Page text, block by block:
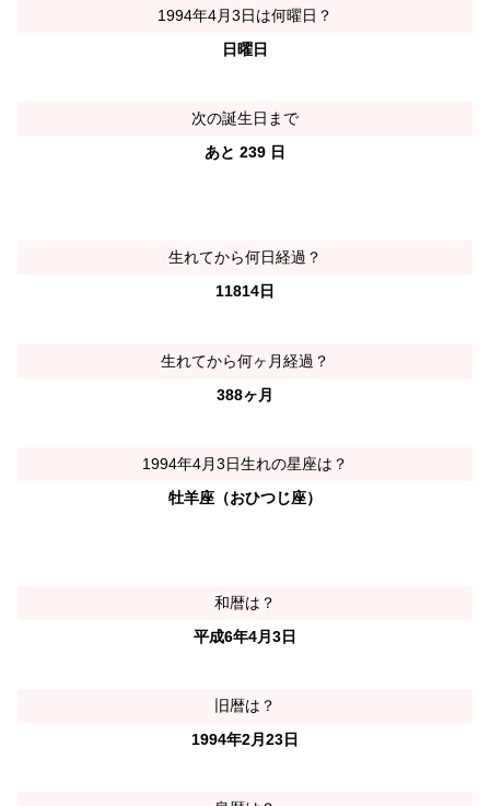
1994年4月3日は何曜日？
日曜日
次の誕生日まで
あと 239 日
生れてから何日経過？
11814日
生れてから何ヶ月経過？
388ヶ月
1994年4月3日生れの星座は？
牡羊座（おひつじ座）
和暦は？
平成6年4月3日
旧暦は？
1994年2月23日